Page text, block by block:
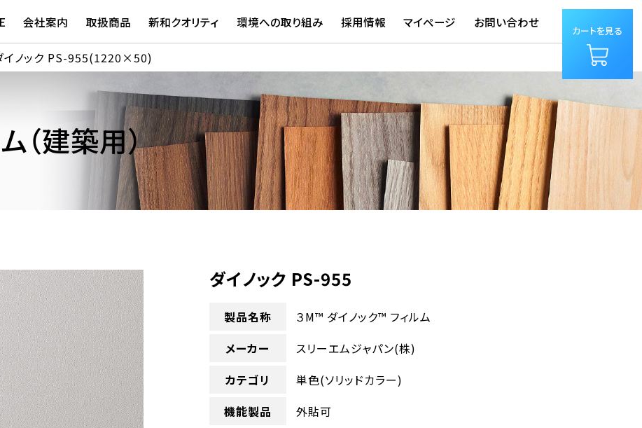
会社案内 取扱商品 新和クオリティ 環境への取り組み 採用情報 マイページ お問い合わせ
カートを見る
イノック PS-955(1220×50)
（建築用）
ダイノック PS-955
製品名称
３M™ ダイノック™ フィルム
メーカー
スリーエムジャパン(株)
カテゴリ
単色(ソリッドカラー)
機能製品
外貼可